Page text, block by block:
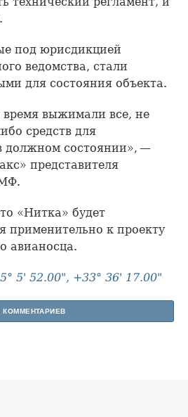
под юрисдикцией
ведомства, стали
для состояния объекта.
время выжимали все, не
средств для
должном состоянии», —
представителя
«Нитка» будет
применительно к проекту
авианосца.
5' 52.00", +33° 36' 17.00"
КОММЕНТАРИЕВ